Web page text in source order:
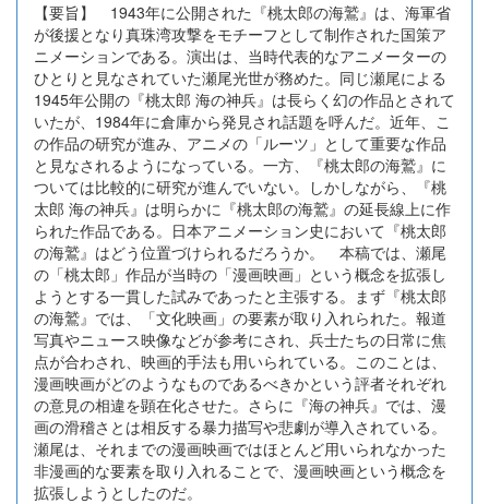
【要旨】 1943年に公開された『桃太郎の海鷲』は、海軍省
が後援となり真珠湾攻撃をモチーフとして制作された国策ア
ニメーションである。演出は、当時代表的なアニメーターの
ひとりと見なされていた瀬尾光世が務めた。同じ瀬尾による
1945年公開の『桃太郎 海の神兵』は長らく幻の作品とされて
いたが、1984年に倉庫から発見され話題を呼んだ。近年、こ
の作品の研究が進み、アニメの「ルーツ」として重要な作品
と見なされるようになっている。一方、『桃太郎の海鷲』に
ついては比較的に研究が進んでいない。しかしながら、『桃
太郎 海の神兵』は明らかに『桃太郎の海鷲』の延長線上に作
られた作品である。日本アニメーション史において『桃太郎
の海鷲』はどう位置づけられるだろうか。 本稿では、瀬尾
の「桃太郎」作品が当時の「漫画映画」という概念を拡張し
ようとする一貫した試みであったと主張する。まず『桃太郎
の海鷲』では、「文化映画」の要素が取り入れられた。報道
写真やニュース映像などが参考にされ、兵士たちの日常に焦
点が合わされ、映画的手法も用いられている。このことは、
漫画映画がどのようなものであるべきかという評者それぞれ
の意見の相違を顕在化させた。さらに『海の神兵』では、漫
画の滑稽さとは相反する暴力描写や悲劇が導入されている。
瀬尾は、それまでの漫画映画ではほとんど用いられなかった
非漫画的な要素を取り入れることで、漫画映画という概念を
拡張しようとしたのだ。